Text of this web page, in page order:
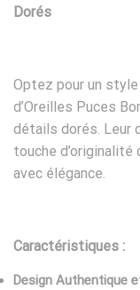
Dorés
Optez pour un
d’Oreilles Puces
détails dorés. Leur
touche
avec élégance.
Caractéristiques :
Design Authentique